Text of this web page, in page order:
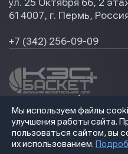
ул. 25 Октября 66, 2
614007, г. Пермь,
+7 (342) 256-09-09
Политика
Мы используем файлы
улучшения работы сайта.
пользоваться сайтом, вы
их использованием.